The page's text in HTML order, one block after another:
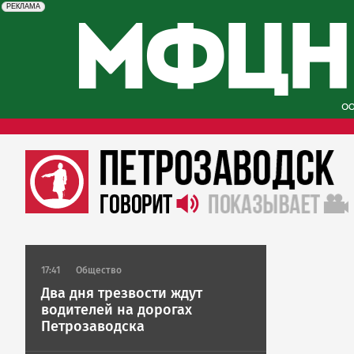
erid: 2SDnjcySKKc
РЕКЛАМА
Реклама
17:41 Общество
Два дня трезвости ждут
водителей на дорогах
Петрозаводска